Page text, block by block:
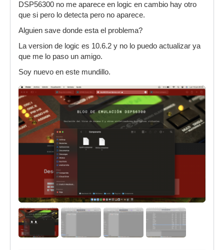
DSP56300 no me aparece en logic en cambio hay otro
que si pero lo detecta pero no aparece.
Alguien save donde esta el problema?
La version de logic es 10.6.2 y no lo puedo actualizar ya
que me lo paso un amigo.
Soy nuevo en este mundillo.